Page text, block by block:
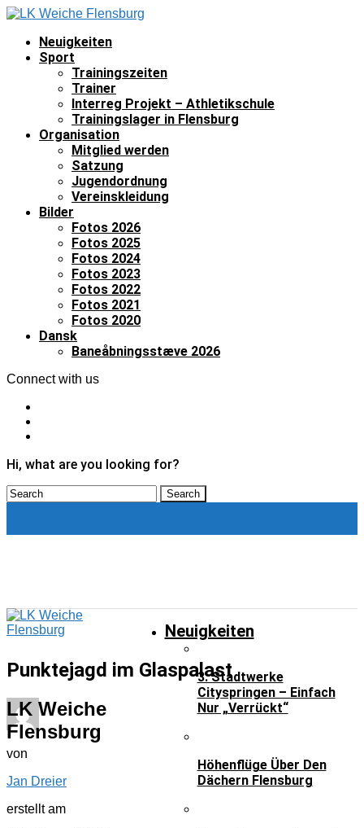
Neuigkeiten
Sport
Trainingszeiten
Trainer
Interreg Projekt – Athletikschule
Trainingslager in Flensburg
Organisation
Mitglied werden
Satzung
Jugendordnung
Vereinskleidung
Bilder
Fotos 2026
Fotos 2025
Fotos 2024
Fotos 2023
Fotos 2022
Fotos 2021
Fotos 2020
Dansk
Baneåbningsstæve 2026
Connect with us
Hi, what are you looking for?
LK Weiche
Flensburg
Neuigkeiten
3. Stadtwerke
Cityspringen – Einfach
Nur „verrückt“
Höhenflüge Über Den
Dächern Flensburg
Neuigkeiten
Punktejagd im Glaspalast
von
Jan Dreier
erstellt am